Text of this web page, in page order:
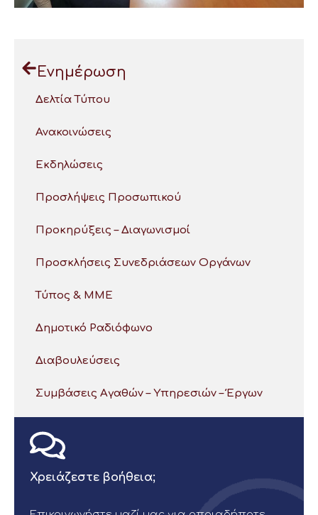
Ενημέρωση
Δελτία Τύπου
Ανακοινώσεις
Εκδηλώσεις
Προσλήψεις Προσωπικού
Προκηρύξεις – Διαγωνισμοί
Προσκλήσεις Συνεδριάσεων Οργάνων
Τύπος & ΜΜΕ
Δημοτικό Ραδιόφωνο
Διαβουλεύσεις
Συμβάσεις Αγαθών – Υπηρεσιών – Έργων
Χρειάζεστε βοήθεια;